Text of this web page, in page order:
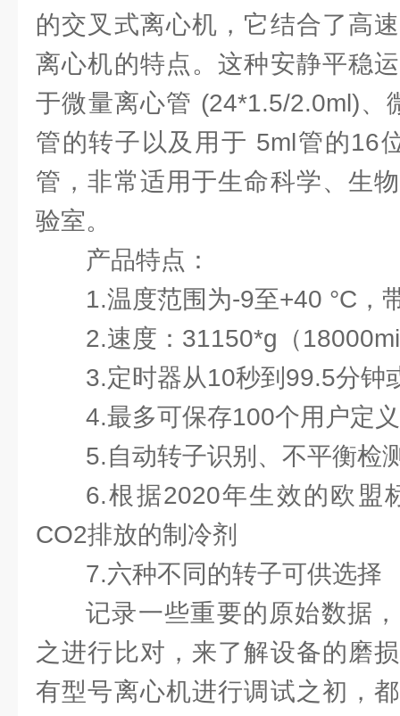
的交叉式离心机，它结合了高
离心机的特点。这种安静平稳
于微量离心管 (24*1.5/2.0ml)、
管的转子以及用于 5ml管的16
管，非常适用于生命科学、生
验室。
产品特点：
1.温度范围为-9至+40 °C，
2.速度：31150*g（
3.定时器从10秒到99.5分钟
4.最多可保存100个用户定
5.自动转子识别、不平衡检
6.根据2020年生效的欧盟
CO2排放的制冷剂
7.六种不同的转子可供选择
记录一些重要的原始数据
之进行比对，来了解设备的磨
有型号离心机进行调试之初，